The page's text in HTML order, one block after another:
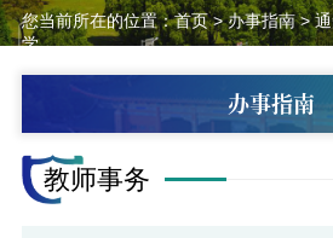
您当前所在的位置：首页>办事指南>
学
办事指南
教师事务